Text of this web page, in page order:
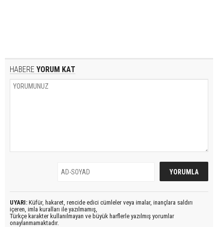
HABERE YORUM KAT
UYARI: Küfür, hakaret, rencide edici cümleler veya imalar, inançlara saldırı
içeren, imla kuralları ile yazılmamış,
Türkçe karakter kullanılmayan ve büyük harflerle yazılmış yorumlar
onaylanmamaktadır.